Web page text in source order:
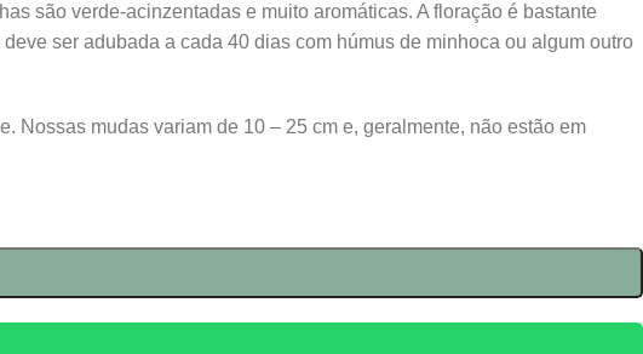
são verde-acinzentadas e muito aromáticas. A floração é bastante
ser adubada a cada 40 dias com húmus de minhoca ou algum outro
Nossas mudas variam de 10 – 25 cm e, geralmente, não estão em